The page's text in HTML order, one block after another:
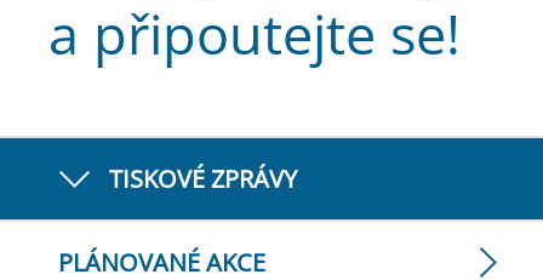
a připoutejte se!
TISKOVÉ ZPRÁVY
PLÁNOVANÉ AKCE